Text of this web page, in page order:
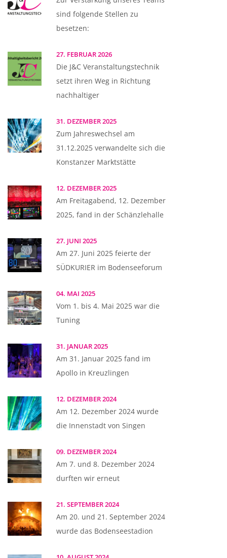
sind folgende Stellen zu
besetzen:
27. FEBRUAR 2026
Die J&C Veranstaltungstechnik
setzt ihren Weg in Richtung
nachhaltiger
31. DEZEMBER 2025
Zum Jahreswechsel am
31.12.2025 verwandelte sich die
Konstanzer Marktstätte
12. DEZEMBER 2025
Am Freitagabend, 12. Dezember
2025, fand in der Schänzlehalle
27. JUNI 2025
Am 27. Juni 2025 feierte der
SÜDKURIER im Bodenseeforum
04. MAI 2025
Vom 1. bis 4. Mai 2025 war die
Tuning
31. JANUAR 2025
Am 31. Januar 2025 fand im
Apollo in Kreuzlingen
12. DEZEMBER 2024
Am 12. Dezember 2024 wurde
die Innenstadt von Singen
09. DEZEMBER 2024
Am 7. und 8. Dezember 2024
durften wir erneut
21. SEPTEMBER 2024
Am 20. und 21. September 2024
wurde das Bodenseestadion